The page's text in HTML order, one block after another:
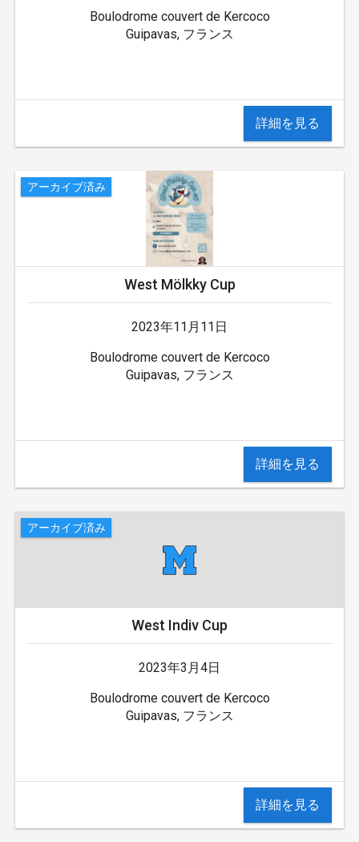
Boulodrome couvert de Kercoco
Guipavas, フランス
詳細を見る
アーカイブ済み
West Mölkky Cup
2023年11月11日
Boulodrome couvert de Kercoco
Guipavas, フランス
詳細を見る
アーカイブ済み
West Indiv Cup
2023年3月4日
Boulodrome couvert de Kercoco
Guipavas, フランス
詳細を見る